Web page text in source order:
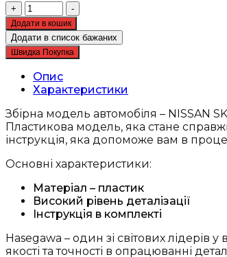
+
Збірна
модель
автомобіля
-
NISSAN
SKYLINE
GTS-
R(R31)
-
Hasegawa
21129
-
Додати в кошик
Додати в список бажаних
Швидка Покупка
Опис
Характеристики
Збірна модель автомобіля – NISSAN
Пластикова модель, яка стане
інструкція, яка допоможе вам в
Основні характеристики:
Матеріал – пластик
Високий рівень деталізації
Інструкція в комплекті
Hasegawa – один зі світових
якості та точності в опрацюванні